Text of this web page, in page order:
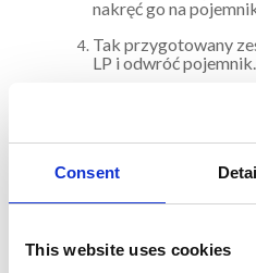
Consent
This website uses cookies
nakręć go na
Tak przygotowany
LP i odwróć pojemnik.
Kręcąc zaworem
ładowanie
Zakręć zawór, kiedy
ciesz się sprawną